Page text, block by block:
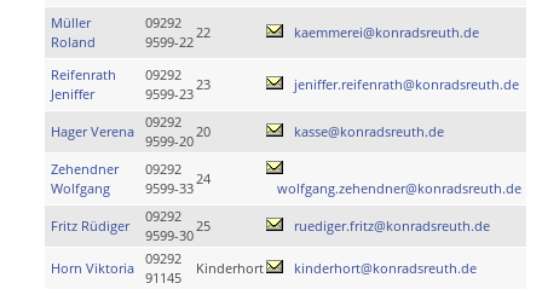
Müller
Roland
09292
9599-22
22 kaemmerei@konradsreuth.de
Reifenrath
Jeniffer
09292
9599-23
23 jeniffer.reifenrath@konradsreuth.de
Hager Verena
09292
9599-20
20 kasse@konradsreuth.de
Zehendner
Wolfgang
09292
9599-33
24
wolfgang.zehendner@konradsreuth.de
Fritz Rüdiger
09292
9599-30
25 ruediger.fritz@konradsreuth.de
Horn Viktoria
09292
91145
Kinderhort kinderhort@konradsreuth.de